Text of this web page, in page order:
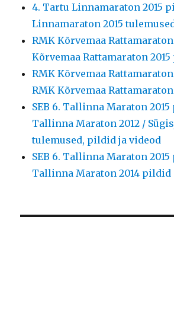
4. Tartu Linnamaraton 2015
Linnamaraton 2015
RMK Kõrvemaa Rattamaraton
Kõrvemaa Rattamaraton
RMK Kõrvemaa
RMK Kõrvemaa Rattamaraton
SEB 6. Tallinna Maraton
Tallinna Maraton 2012 /
tulemused, pildid ja videod
SEB 6. Tallinna Maraton
Tallinna Maraton 2014 pildid